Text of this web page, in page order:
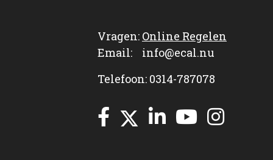
Vragen: Online Regelen
Email: info@ecal.nu
Telefoon: 0314-787078